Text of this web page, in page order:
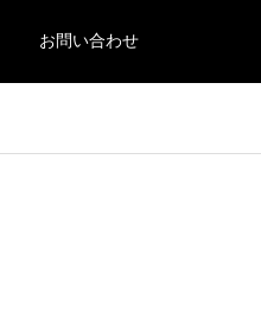
お問い合わせ